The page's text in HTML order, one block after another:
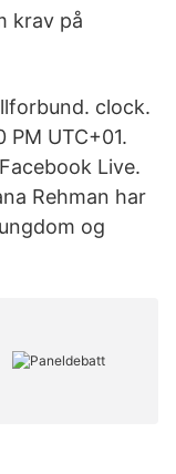
krav på
clock.
PM UTC+01.
Live.
Rehman har
og